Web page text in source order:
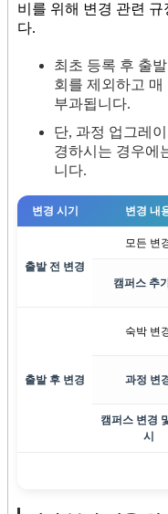
비를 위해 변경 관련
다.
최초 등록 후 출
회를 제외하고 매
부과됩니다.
단, 과정 업그레
경하시는 경우에
니다.
변경 시기 변경 내
출발 전 변경
모든 변
캠퍼스 추
출발 후 변경
숙박 변
과정 변
캠퍼스 변경
시